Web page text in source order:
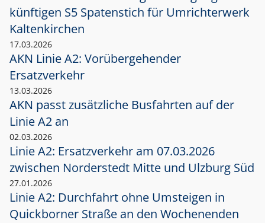
künftigen S5 Spatenstich für Umrichterwerk
Kaltenkirchen
17.03.2026
AKN Linie A2: Vorübergehender
Ersatzverkehr
13.03.2026
AKN passt zusätzliche Busfahrten auf der
Linie A2 an
02.03.2026
Linie A2: Ersatzverkehr am 07.03.2026
zwischen Norderstedt Mitte und Ulzburg Süd
27.01.2026
Linie A2: Durchfahrt ohne Umsteigen in
Quickborner Straße an den Wochenenden